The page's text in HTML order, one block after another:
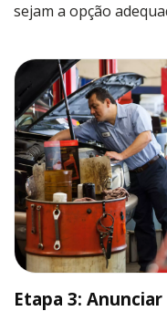
sejam a opção
Etapa 3: